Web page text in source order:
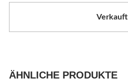
Verkauft
ÄHNLICHE PRODUKTE